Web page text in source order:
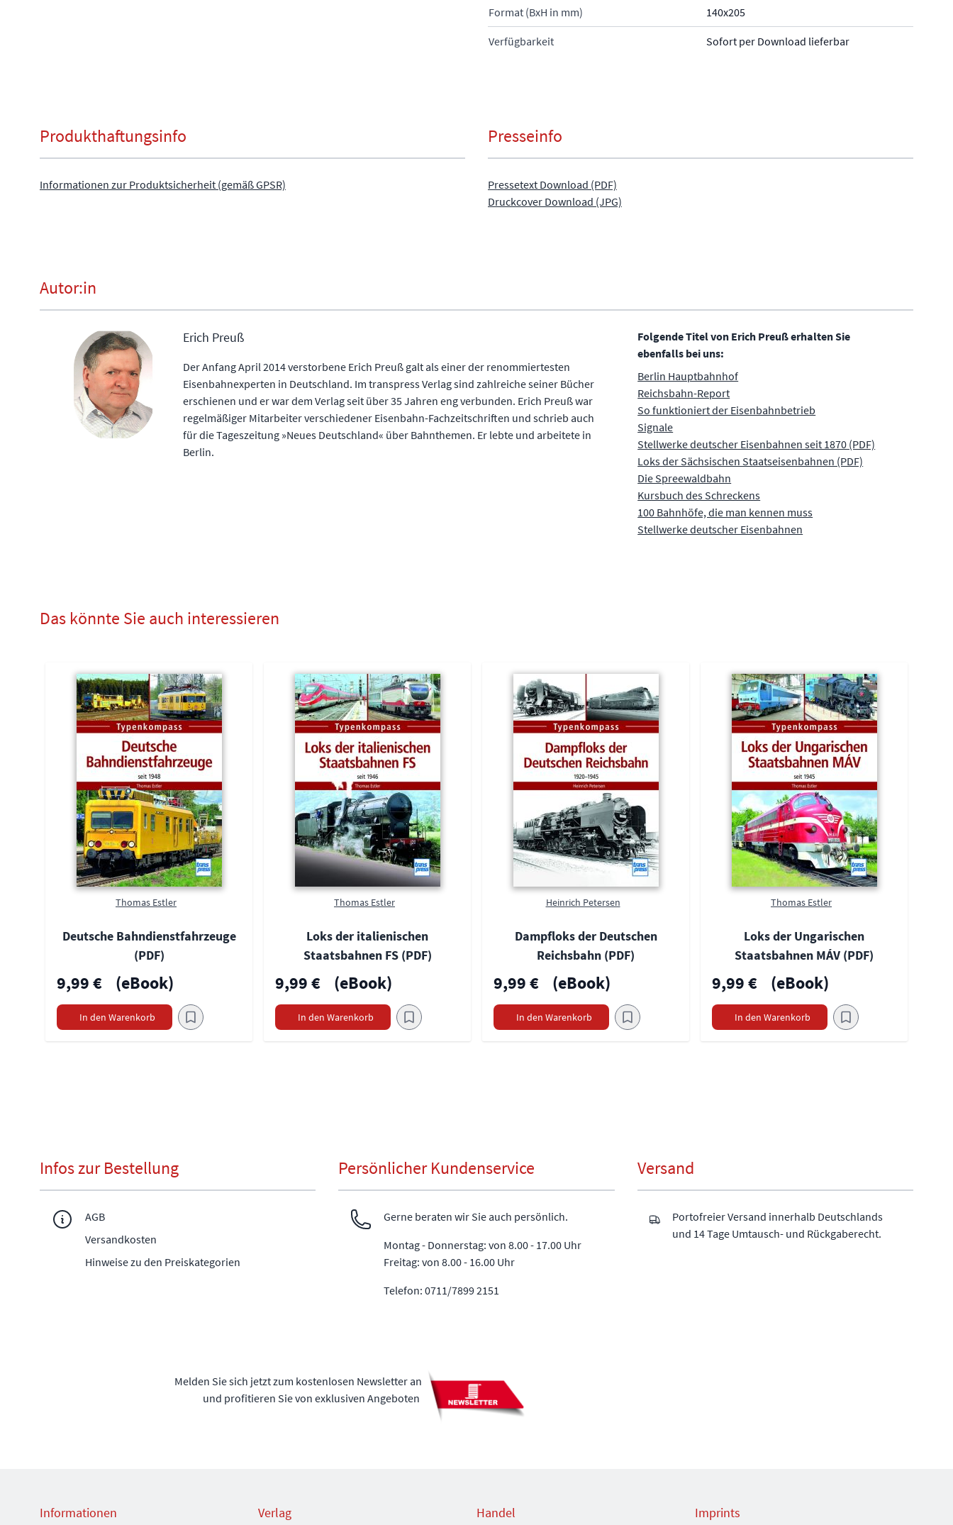
Format (BxH in mm) 140x205
Verfügbarkeit Sofort per Download lieferbar
Produkthaftungsinfo
Informationen zur Produktsicherheit (gemäß GPSR)
Presseinfo
Pressetext Download (PDF)
Druckcover Download (JPG)
Autor:in
Erich Preuß
Der Anfang April 2014 verstorbene Erich Preuß galt als einer der renommiertesten
Eisenbahnexperten in Deutschland. Im transpress Verlag sind zahlreiche seiner Bücher
erschienen und er war dem Verlag seit über 35 Jahren eng verbunden. Erich Preuß war
regelmäßiger Mitarbeiter verschiedener Eisenbahn-Fachzeitschriften und schrieb auch
für die Tageszeitung »Neues Deutschland« über Bahnthemen. Er lebte und arbeitete in
Berlin.
Folgende Titel von Erich Preuß erhalten Sie
ebenfalls bei uns:
Berlin Hauptbahnhof
Reichsbahn-Report
So funktioniert der Eisenbahnbetrieb
Signale
Stellwerke deutscher Eisenbahnen seit 1870 (PDF)
Loks der Sächsischen Staatseisenbahnen (PDF)
Die Spreewaldbahn
Kursbuch des Schreckens
100 Bahnhöfe, die man kennen muss
Stellwerke deutscher Eisenbahnen
Das könnte Sie auch interessieren
Thomas Estler
Deutsche Bahndienstfahrzeuge
(PDF)
9,99 € (eBook)
In den Warenkorb
Thomas Estler
Loks der italienischen
Staatsbahnen FS (PDF)
9,99 € (eBook)
In den Warenkorb
Heinrich Petersen
Dampfloks der Deutschen
Reichsbahn (PDF)
9,99 € (eBook)
In den Warenkorb
Thomas Estler
Loks der Ungarischen
Staatsbahnen MÁV (PDF)
9,99 € (eBook)
In den Warenkorb
Infos zur Bestellung
AGB
Versandkosten
Hinweise zu den Preiskategorien
Persönlicher Kundenservice
Gerne beraten wir Sie auch persönlich.
Montag - Donnerstag: von 8.00 - 17.00 Uhr
Freitag: von 8.00 - 16.00 Uhr
Telefon: 0711/7899 2151
Versand
Portofreier Versand innerhalb Deutschlands
und 14 Tage Umtausch- und Rückgaberecht.
Melden Sie sich jetzt zum kostenlosen Newsletter an
und profitieren Sie von exklusiven Angeboten
Informationen Verlag Handel Imprints